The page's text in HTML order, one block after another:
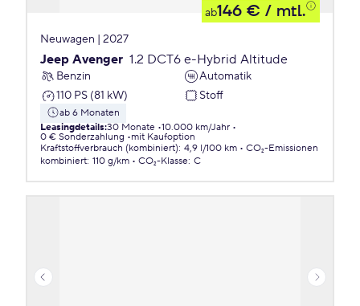
ab146 € / mtl.
Neuwagen | 2027
Jeep Avenger 1.2 DCT6 e-Hybrid Altitude
Benzin
Automatik
110 PS (81 kW)
Stoff
ab 6 Monaten
Leasingdetails:30 Monate 10.000 km/Jahr
0 € Sonderzahlung
mit Kaufoption
Kraftstoffverbrauch (kombiniert): 4,9 l/100 km
CO₂-Emissionen
kombiniert: 110 g/km CO₂-Klasse: C